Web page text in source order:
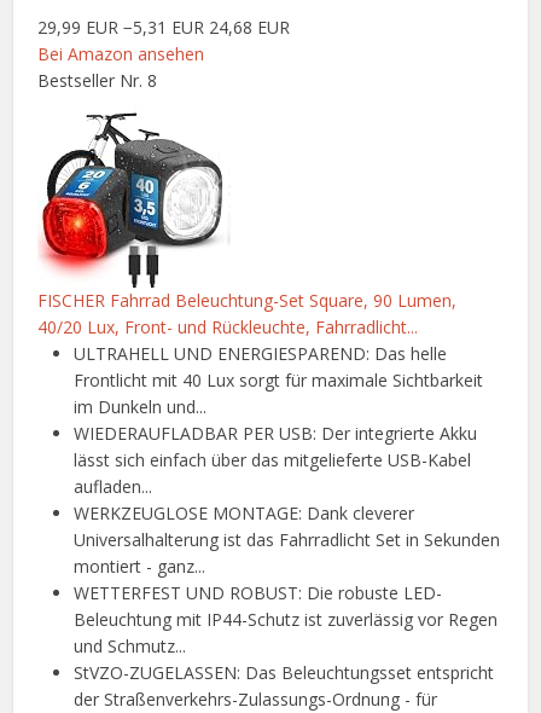
29,99 EUR −5,31 EUR 24,68 EUR
Bei Amazon ansehen
Bestseller Nr. 8
FISCHER Fahrrad Beleuchtung-Set Square, 90 Lumen,
40/20 Lux, Front- und Rückleuchte, Fahrradlicht...
ULTRAHELL UND ENERGIESPAREND: Das helle
Frontlicht mit 40 Lux sorgt für maximale Sichtbarkeit
im Dunkeln und...
WIEDERAUFLADBAR PER USB: Der integrierte Akku
lässt sich einfach über das mitgelieferte USB-Kabel
aufladen...
WERKZEUGLOSE MONTAGE: Dank cleverer
Universalhalterung ist das Fahrradlicht Set in Sekunden
montiert - ganz...
WETTERFEST UND ROBUST: Die robuste LED-
Beleuchtung mit IP44-Schutz ist zuverlässig vor Regen
und Schmutz...
StVZO-ZUGELASSEN: Das Beleuchtungsset entspricht
der Straßenverkehrs-Zulassungs-Ordnung - für